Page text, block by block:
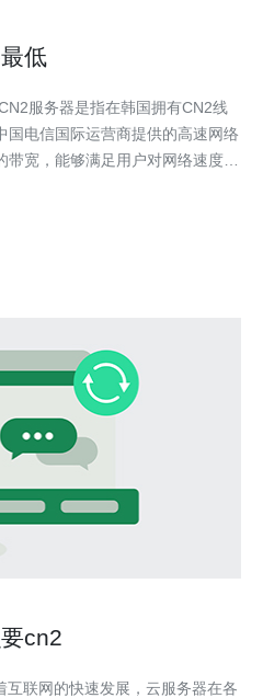
低
国电信国际运营商提供的高速网络
宽，能够满足用户对网络速度和
cn2